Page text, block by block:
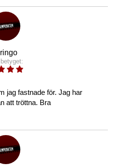
jag fastnade för. Jag har
att tröttna. Bra